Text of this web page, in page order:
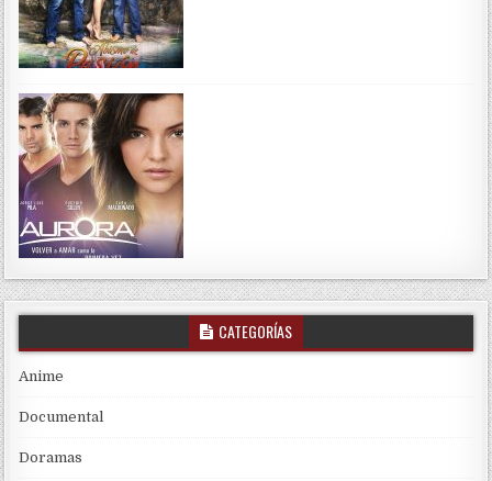
CATEGORÍAS
Anime
Documental
Doramas